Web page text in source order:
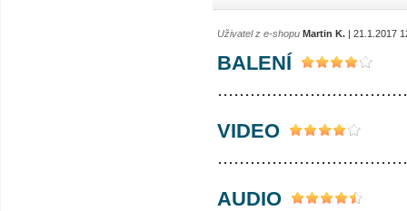
Uživatel z e-shopu Martin K. | 21.1.2017
BALENÍ
VIDEO
AUDIO